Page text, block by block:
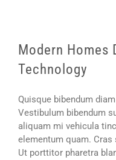
Modern Homes
Technology
Quisque bibendum
Vestibulum bibendum
aliquam mi vehicula
elementum quam.
Ut porttitor pharetra